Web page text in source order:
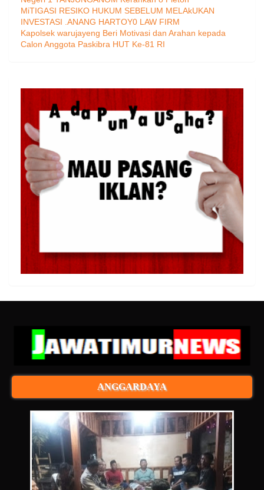
MiTIGASI RESIKO HUKUM SEBELUM MELAkUKAN
INVESTASI .ANANG HARTOY0 LAW FIRM
Kapolsek warujayeng Beri Motivasi dan Arahan kepada
Calon Anggota Paskibra HUT Ke-81 RI
ANGGARDAYA